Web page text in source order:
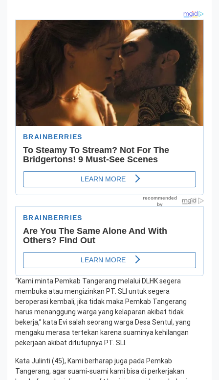
“Kami minta Pemkab Tangerang melalui DLHK segera
membuka atau mengizinkan PT. SLI untuk segera
beroperasi kembali, jika tidak maka Pemkab Tangerang
harus menanggung warga yang kelaparan akibat tidak
bekerja,” kata Evi salah seorang warga Desa Sentul, yang
mengaku merasa tertekan karena suaminya kehilangan
pekerjaan akibat ditutupnya PT. SLI.
Kata Julinti (45), Kami berharap juga pada Pemkab
Tangerang, agar suami-suami kami bisa di perkerjakan